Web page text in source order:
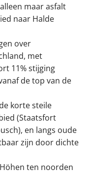
maar asfalt
naar Halde
over
met
11% stijging
de top van de
korte steile
(Staatsfort
en langs oude
zijn door dichte
ten noorden